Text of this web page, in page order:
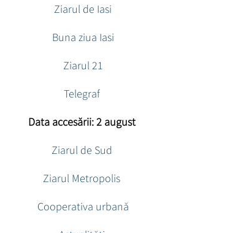
Ziarul de Iasi
Buna ziua Iasi
Ziarul 21
Telegraf
Data accesării: 2 august
Ziarul de Sud
Ziarul Metropolis
Cooperativa urbană